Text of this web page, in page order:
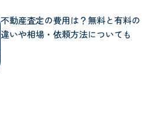
不動産査定の費用は？無料と有料の
違いや相場・依頼方法についても